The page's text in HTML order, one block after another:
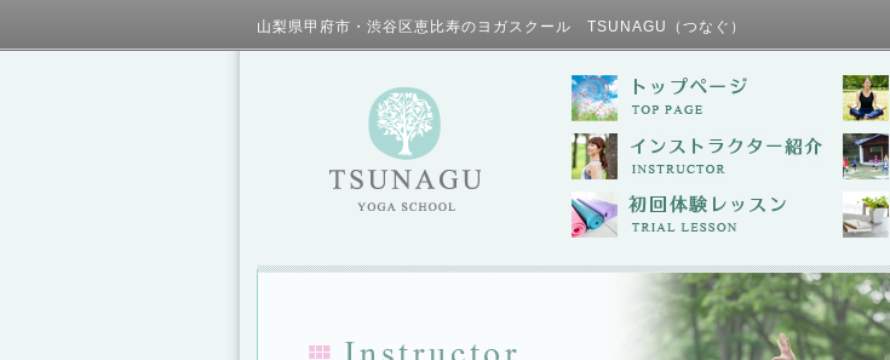
山梨県甲府市・渋谷区恵比寿のヨガスクール TSUNAGU（つな